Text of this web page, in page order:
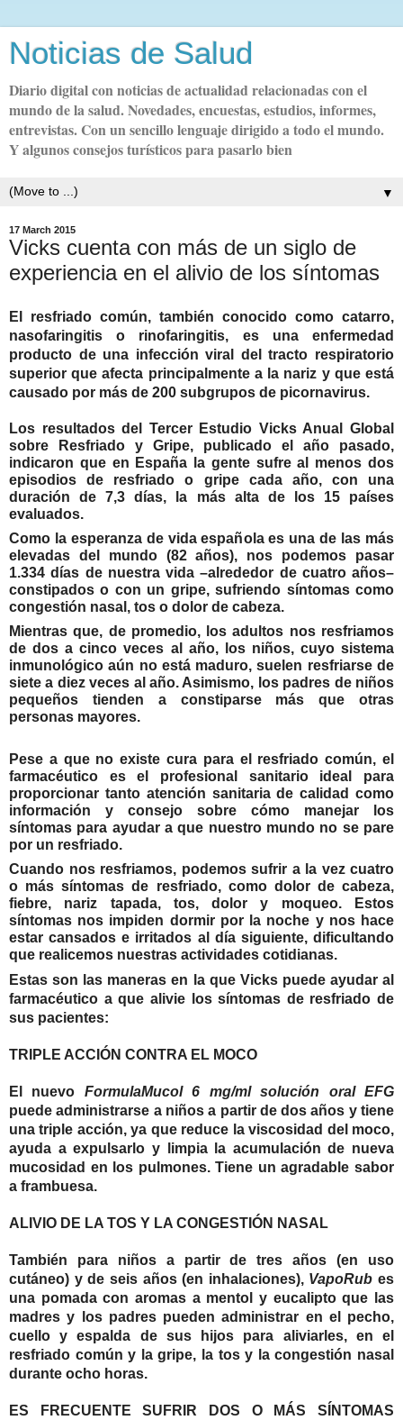
Noticias de Salud
Diario digital con noticias de actualidad relacionadas con el
mundo de la salud. Novedades, encuestas, estudios, informes,
entrevistas. Con un sencillo lenguaje dirigido a todo el mundo.
Y algunos consejos turísticos para pasarlo bien
▼
17 March 2015
Vicks cuenta con más de un siglo de
experiencia en el alivio de los síntomas
El resfriado común, también conocido como catarro,
nasofaringitis o rinofaringitis, es una enfermedad
producto de una infección viral del tracto respiratorio
superior que afecta principalmente a la nariz y que está
causado por más de 200 subgrupos de picornavirus.
Los resultados del Tercer Estudio Vicks Anual Global
sobre Resfriado y Gripe, publicado el año pasado,
indicaron que en España la gente sufre al menos dos
episodios de resfriado o gripe cada año, con una
duración de 7,3 días, la más alta de los 15 países
evaluados.
Como la esperanza de vida española es una de las más
elevadas del mundo (82 años), nos podemos pasar
1.334 días de nuestra vida –alrededor de cuatro años–
constipados o con un gripe, sufriendo síntomas como
congestión nasal, tos o dolor de cabeza.
Mientras que, de promedio, los adultos nos resfriamos
de dos a cinco veces al año, los niños, cuyo sistema
inmunológico aún no está maduro, suelen resfriarse de
siete a diez veces al año. Asimismo, los padres de niños
pequeños tienden a constiparse más que otras
personas mayores.
Pese a que no existe cura para el resfriado común, el
farmacéutico es el profesional sanitario ideal para
proporcionar tanto atención sanitaria de calidad como
información y consejo sobre cómo manejar los
síntomas para ayudar a que nuestro mundo no se pare
por un resfriado.
Cuando nos resfriamos, podemos sufrir a la vez cuatro
o más síntomas de resfriado, como dolor de cabeza,
fiebre, nariz tapada, tos, dolor y moqueo. Estos
síntomas nos impiden dormir por la noche y nos hace
estar cansados e irritados al día siguiente, dificultando
que realicemos nuestras actividades cotidianas.
Estas son las maneras en la que Vicks puede ayudar al
farmacéutico a que alivie los síntomas de resfriado de
sus pacientes:
TRIPLE ACCIÓN CONTRA EL MOCO
El nuevo FormulaMucol
6 mg/ml solución oral EFG
puede administrarse a niños a partir de dos años y tiene
unatriple acción, ya que reduce la viscosidad del moco,
ayuda a expulsarlo y limpia la acumulación de nueva
mucosidad en los pulmones. Tiene un agradable sabor
a frambuesa.
ALIVIO DE LA TOS Y LA CONGESTIÓN NASAL
También para niños a partir de tres años (en uso
cutáneo) y de seis años (en inhalaciones), VapoRub es
una pomada con aromas a mentol y eucalipto que las
madres y los padres pueden administrar en el pecho,
cuello y espalda de sus hijos para aliviarles, en el
resfriado común y la gripe, la tos y la congestión nasal
durante ocho horas.
ES FRECUENTE SUFRIR DOS O MÁS SÍNTOMAS